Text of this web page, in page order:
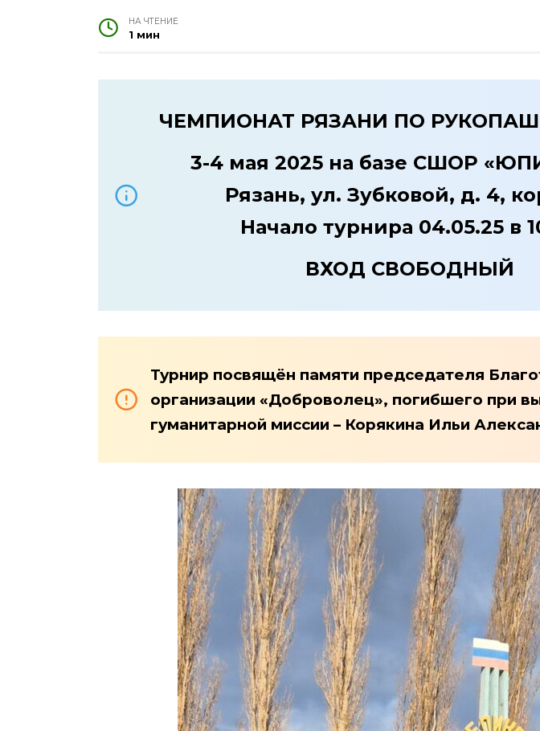
НА ЧТЕНИЕ
1 мин
ЧЕМПИОНАТ РЯЗАНИ ПО
3-4 мая 2025 на базе СШОР
Рязань, ул. Зубковой, д. 4,
Начало турнира 04.05.25 в
ВХОД СВОБОДНЫЙ
Турнир посвящён памяти председателя
организации «Доброволец», погибшего при
гуманитарной миссии – Корякина Ильи